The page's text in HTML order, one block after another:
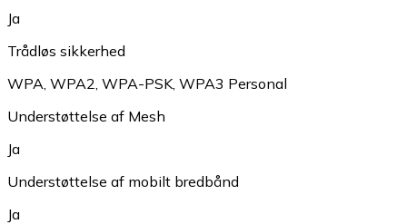
Ja
Trådløs sikkerhed
WPA WPA2 WPA-PSK WPA3 Personal
Understøttelse af Mesh
Ja
Understøttelse af mobilt bredbånd
Ja